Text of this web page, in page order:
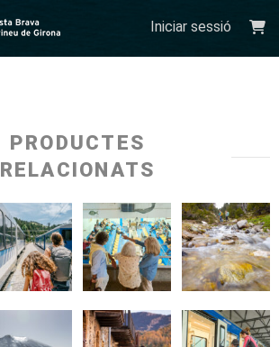
Iniciar sessió
PRODUCTES
RELACIONATS